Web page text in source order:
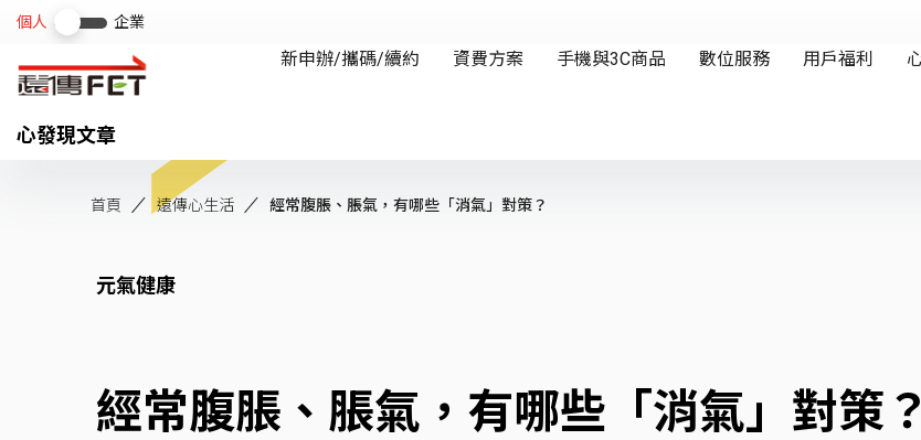
心發現文章
首頁 遠傳心生活 經常腹脹、脹氣，有哪些「消氣」對策？
元氣健康
經常腹脹、脹氣，有哪些「消氣」對策？